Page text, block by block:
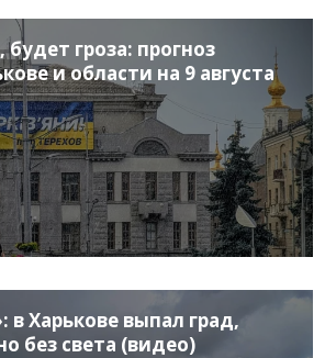
гроза: прогноз
и области на 9 августа
в Харькове выпал град,
без света (видео)